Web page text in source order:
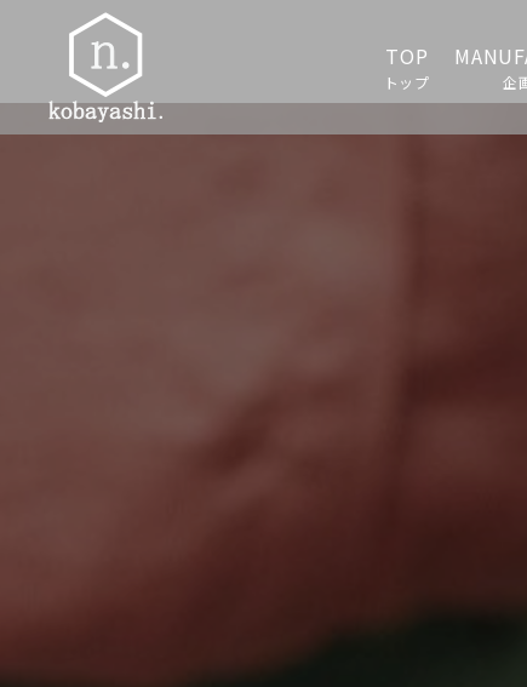
TOP
トップ 企